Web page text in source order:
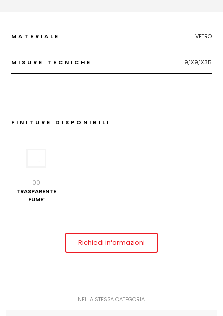
MATERIALE VETRO
MISURE TECNICHE 9,1X9,1X35
FINITURE DISPONIBILI
00
TRASPARENTE
FUME’
Richiedi informazioni
NELLA STESSA CATEGORIA